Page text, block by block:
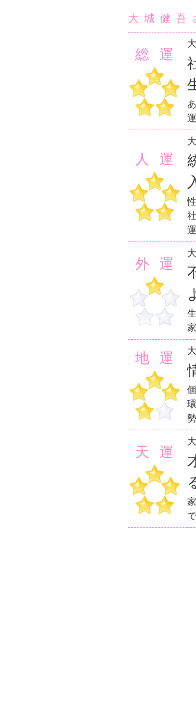
大城健吾
総運
人運
外運
地運
天運